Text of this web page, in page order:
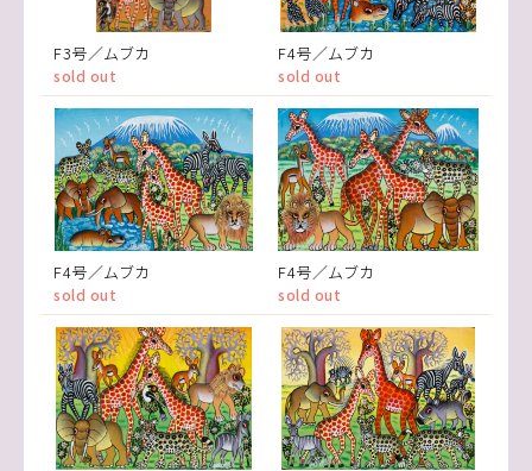
F3号／ムブカ
sold out
F4号／ムブカ
sold out
F4号／ムブカ
sold out
F4号／ムブカ
sold out